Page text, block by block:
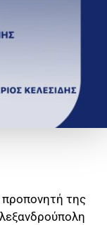
προπονητή της